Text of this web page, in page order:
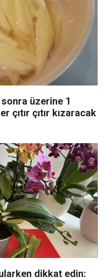
üzerine 1
çıtır çıtır kızaracak
dikkat edin: